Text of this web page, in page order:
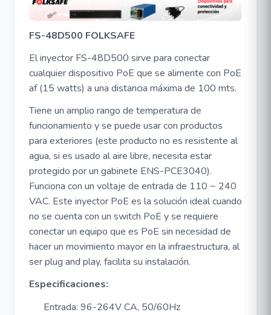
FS-48D500 FOLKSAFE
El inyector FS-48D500 sirve para conectar
cualquier dispositivo PoE que se alimente con PoE
af (15 watts) a una distancia máxima de 100 mts.
Tiene un amplio rango de temperatura de
funcionamiento y se puede usar con productos
para exteriores (este producto no es resistente al
agua, si es usado al aire libre, necesita estar
protegido por un gabinete ENS-PCE3040).
Funciona con un voltaje de entrada de 110 ~ 240
VAC. Este inyector PoE es la solución ideal cuando
no se cuenta con un switch PoE y se requiere
conectar un equipo que es PoE sin necesidad de
hacer un movimiento mayor en la infraestructura, al
ser plug and play, facilita su instalación.
Especificaciones:
Entrada: 96-264V CA, 50/60Hz